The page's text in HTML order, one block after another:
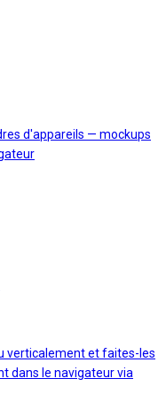
d'appareils — mockups
verticalement et faites-les
dans le navigateur via